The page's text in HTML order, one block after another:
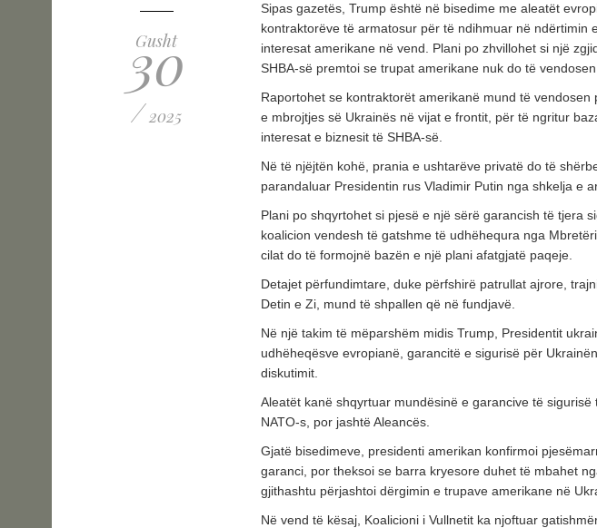
POSTED ON: 20/07/2026
NJË LEXIM
POSTED ON: 08/08/2026
Gusht
30
/ 2025
Sipas gazetës, Trump është në bisedime me aleatët
kontraktorëve të armatosur për të ndihmuar në ndërtimin
interesat amerikane në vend. Plani po zhvillohet si një
SHBA-së premtoi se trupat amerikane nuk do të vendosen
Raportohet se kontraktorët amerikanë mund të
e mbrojtjes së Ukrainës në vijat e frontit, për të ngritur
interesat e biznesit të SHBA-së.
Në të njëjtën kohë, prania e ushtarëve privatë do të
parandaluar Presidentin rus Vladimir Putin nga shkelja e
Plani po shqyrtohet si pjesë e një sërë garancish të tjera
koalicion vendesh të gatshme të udhëhequra nga
cilat do të formojnë bazën e një plani afatgjatë paqeje.
Detajet përfundimtare, duke përfshirë patrullat ajrore,
Detin e Zi, mund të shpallen që në fundjavë.
Në një takim të mëparshëm midis Trump, Presidentit
udhëheqësve evropianë, garancitë e sigurisë për
diskutimit.
Aleatët kanë shqyrtuar mundësinë e garancive të
NATO-s, por jashtë Aleancës.
Gjatë bisedimeve, presidenti amerikan konfirmoi
garanci, por theksoi se barra kryesore duhet të mbahet
gjithashtu përjashtoi dërgimin e trupave amerikane në
Në vend të kësaj, Koalicioni i Vullnetit ka njoftuar